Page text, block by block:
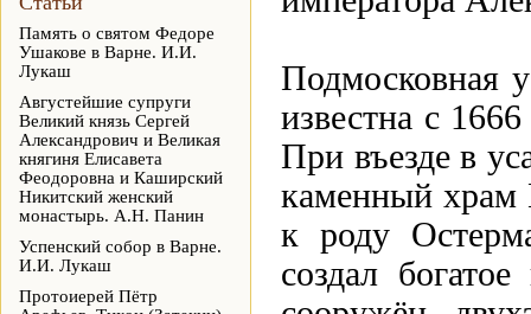
Память о святом Федоре
Ушакове в Варне. И.И.
Лукаш
Августейшие супруги
Великий князь Сергей
Александрович и Великая
княгиня Елисавета
Феодоровна и Каширский
Никитский женский
монастырь. А.Н. Панин
Успенский собор в Варне.
И.И. Лукаш
Протоиерей Пётр
Подмосковная
известна с
При въезде в
каменный храм
к роду
создал